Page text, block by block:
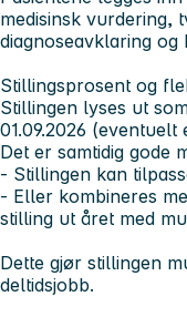
medisinsk vurdering,
diagnoseavklaring og
Stillingsprosent og
Stillingen lyses ut
01.09.2026 (eventuelt
Det er samtidig gode
- Stillingen kan
- Eller kombineres
stilling ut året med
Dette gjør stillingen
deltidsjobb.